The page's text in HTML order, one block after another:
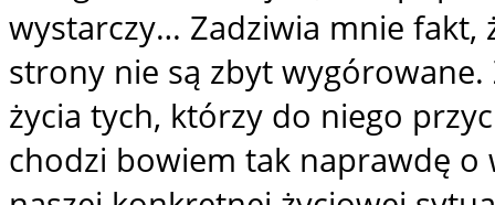
wystarczy… Zadziwia mnie fakt,
strony nie są zbyt
życia tych, którzy do niego
chodzi bowiem tak naprawdę o